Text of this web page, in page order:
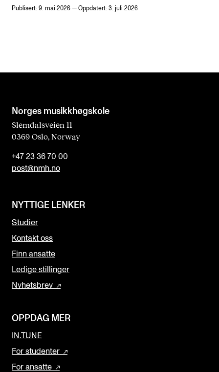
Publisert: 9. mai 2026 — Oppdatert: 3. juli 2026
Norges musikk­høgskole
Slemdalsveien 11
0369 Oslo, Norway
+47 23 36 70 00
post@nmh.no
NYTTIGE LENKER
Studier
Kontakt oss
Finn ansatte
Ledige stillinger
Nyhetsbrev
OPPDAG MER
IN.TUNE
For studenter
For ansatte